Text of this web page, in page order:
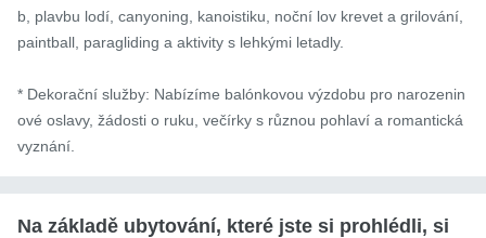
b, plavbu lodí, canyoning, kanoistiku, noční lov krevet a grilování,
paintball, paragliding a aktivity s lehkými letadly.
* Dekorační služby: Nabízíme balónkovou výzdobu pro narozenin
ové oslavy, žádosti o ruku, večírky s různou pohlaví a romantická
vyznání.
Na základě ubytování, které jste si prohlédli, si